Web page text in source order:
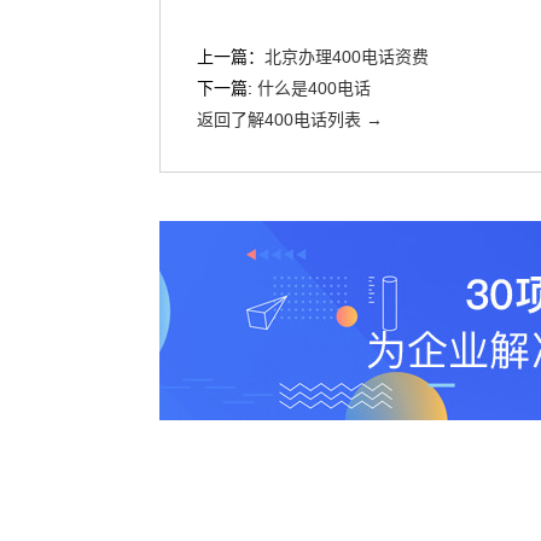
上一篇： 北京办理400电话资费
下一篇: 什么是400电话
返回了解400电话列表 →